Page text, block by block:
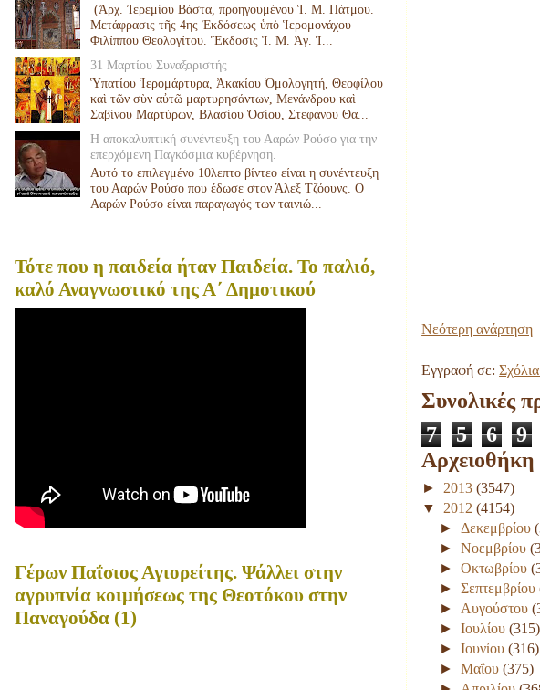
Νεότερη ανάρτηση
Εγγραφή σε:
Συνολικές
7
5 6 9
Αρχειοθήκη
► 2013(3547)
▼ 2012(4154)
► Δεκεμβρίου
►Νοεμβρίου
►Οκτωβρίου
►Σεπτεμβρίου
► Αυγούστου
►Ιουλίου(315)
►Ιουνίου(316)
►Μαΐου(375)
(Ἀρχ. Ἰερεμίου Βάστα, προηγουμένου Ἱ. Μ. Πάτμου.
Μετάφρασις τῆς 4ης Ἐκδόσεως ὑπὸ Ἱερομονάχου
Φιλίππου Θεολογίτου. Ἔκδοσις Ἱ. Μ. Ἁγ. Ἰ...
31 Μαρτίου Συναξαριστής
Ὑπατίου Ἱερομάρτυρα, Ἀκακίου Ὁμολογητή, Θεοφίλου
καὶ τῶν σὺν αὐτῶ μαρτυρησάντων, Μενάνδρου καὶ
Σαβίνου Μαρτύρων, Βλασίου Ὁσίου, Στεφάνου Θα...
Η αποκαλυπτική συνέντευξη του Ααρών Ρούσο για την
επερχόμενη Παγκόσμια κυβέρνηση.
Αυτό το επιλεγμένο 10λεπτο βίντεο είναι η συνέντευξη
του Ααρών Ρούσο που έδωσε στον Άλεξ Τζόουνς. Ο
Ααρών Ρούσο είναι παραγωγός των ταινιώ...
Τότε που η παιδεία ήταν Παιδεία. Το παλιό,
καλό Αναγνωστικό της Α΄ Δημοτικού
Γέρων Παΐσιος Αγιορείτης. Ψάλλει στην
αγρυπνία κοιμήσεως της Θεοτόκου στην
Παναγούδα (1)